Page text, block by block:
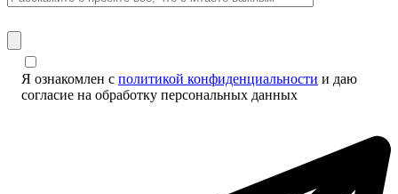
Я ознакомлен с политикой конфиденциальности и даю
согласие на обработку персональных данных